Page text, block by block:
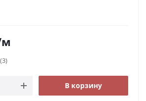
(3)
В корзину